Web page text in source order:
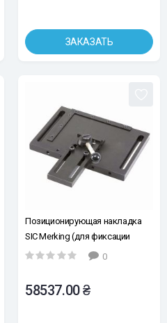
ЗАКАЗАТЬ
Позиционирующая накладка
SIC Merking (для фиксации
бирок и деталей)
0
58537.00 ₴